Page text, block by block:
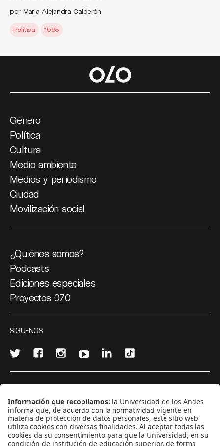
por Maria Alejandra Calderón
Política 1985
Género
Política
Cultura
Medio ambiente
Medios y periodismo
Ciudad
Movilización social
¿Quiénes somos?
Podcasts
Ediciones especiales
Proyectos 070
SÍGUENOS
CONTÁCTANOS
cerosetenta@uniandes.edu.co
BOGOTÁ, COLOMBIA